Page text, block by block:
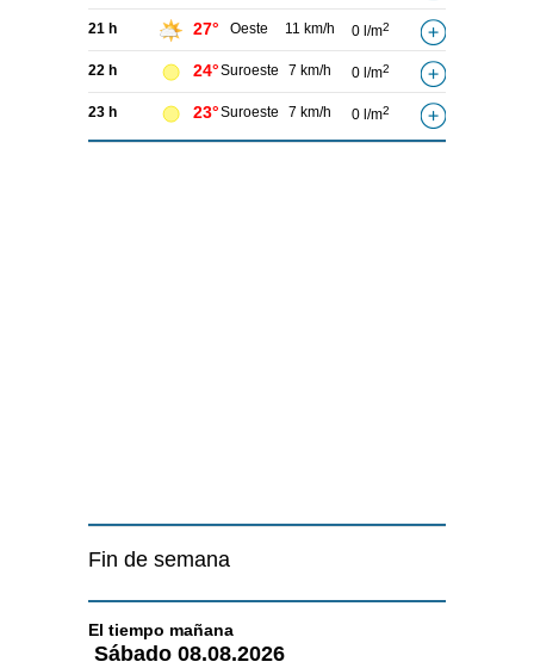
21 h 27° Oeste 11 km/h 0 l/m2
22 h 24°Suroeste 7 km/h 0 l/m2
23 h 23°Suroeste 7 km/h 0 l/m2
Fin de semana
El tiempo mañana
Sábado 08.08.2026